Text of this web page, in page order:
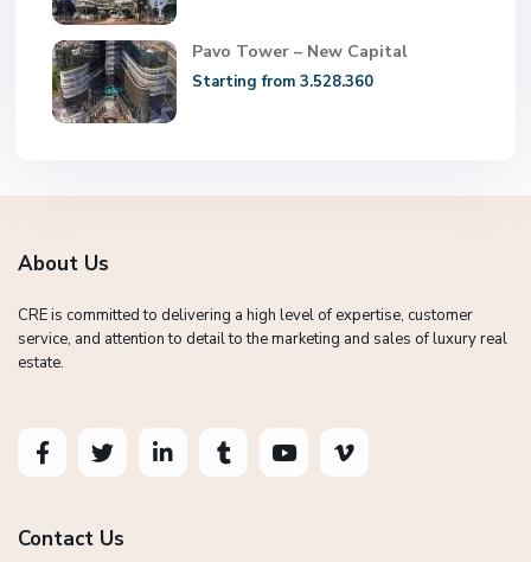
Pavo Tower – New Capital
Starting from 3.528.360
About Us
CRE is committed to delivering a high level of expertise, customer
service, and attention to detail to the marketing and sales of luxury real
estate.
Contact Us